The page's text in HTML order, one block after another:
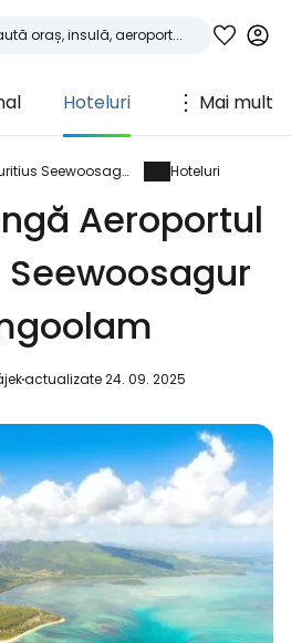
Hoteluri Mai mult
Mauritius Seewoosagur Ramgoolam Hoteluri
Aeroportul
actualizate 24. 09. 2025
vă la
a călătorilor
cu Facebook
cu e-mailul